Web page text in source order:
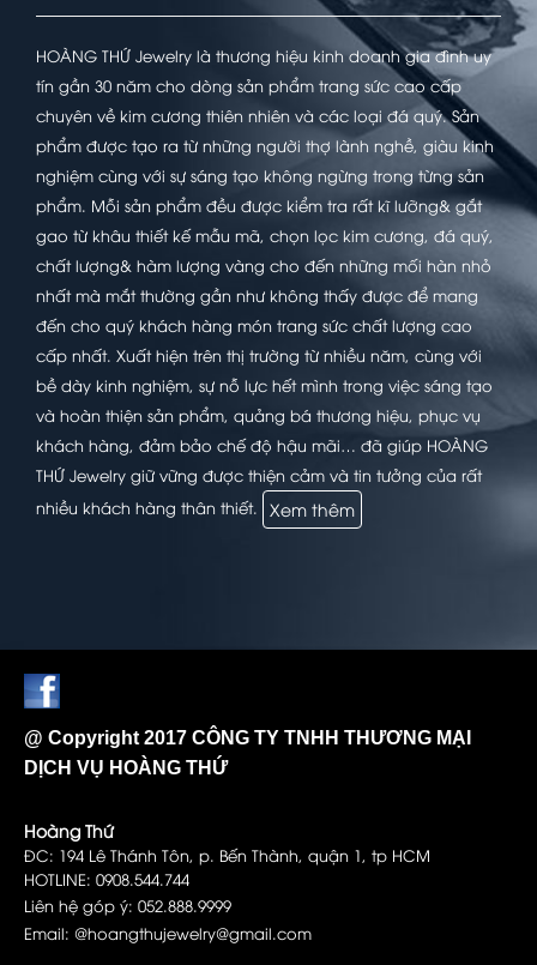
HOÀNG THỨ JEWELRY
HOÀNG THỨ Jewelry là thương hiệu kinh doanh gia đình uy
tín gần 30 năm cho dòng sản phẩm trang sức cao cấp
chuyên về kim cương thiên nhiên và các loại đá quý. Sản
phẩm được tạo ra từ những người thợ lành nghề, giàu kinh
nghiệm cùng với sự sáng tạo không ngừng trong từng sản
phẩm. Mỗi sản phẩm đều được kiểm tra rất kĩ lưỡng& gắt
gao từ khâu thiết kế mẫu mã, chọn lọc kim cương, đá quý,
chất lượng& hàm lượng vàng cho đến những mối hàn nhỏ
nhất mà mắt thường gần như không thấy được để mang
đến cho quý khách hàng món trang sức chất lượng cao
cấp nhất. Xuất hiện trên thị trường từ nhiều năm, cùng với
nhiều khách hàng thân thiết.
@ Copyright 2017 CÔNG TY TNHH THƯƠNG MẠI
DỊCH VỤ HOÀNG THỨ